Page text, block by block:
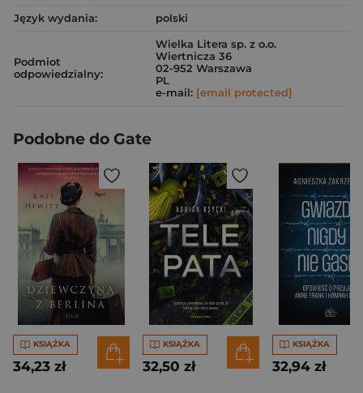
Język wydania:
polski
Podmiot
odpowiedzialny:
Wielka Litera sp. z o.o.
Wiertnicza 36
02-952 Warszawa
PL
e-mail: [email protected]
Podobne do Gate
KSIĄŻKA
34,23 zł
KSIĄŻKA
32,50 zł
KSIĄŻKA
32,94 zł